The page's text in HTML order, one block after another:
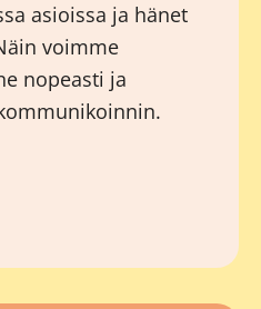
asioissa ja hänet
voimme
nopeasti ja